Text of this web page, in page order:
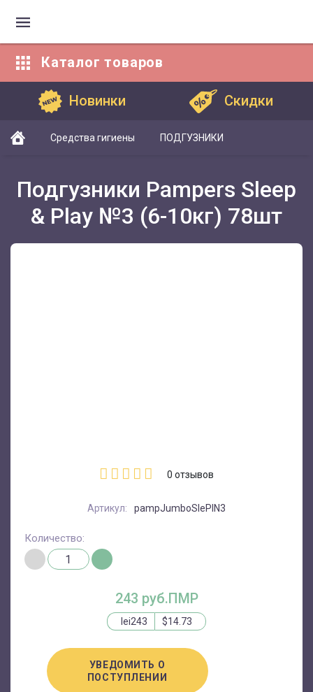
Каталог товаров
Новинки Скидки
Средства гигиены ПОДГУЗНИКИ
Подгузники Pampers Sleep
& Play №3 (6-10кг) 78шт
0 отзывов
Артикул: pampJumboSlePlN3
243 руб.ПМР
lei243 $14.73
УВЕДОМИТЬ О
ПОСТУПЛЕНИИ
Количество: